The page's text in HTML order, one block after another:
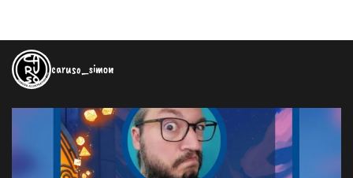
caruso_simon